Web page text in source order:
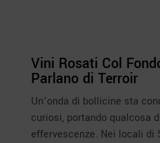
Vini Rosati Col
Parlano di Terroir
Un’onda di bollicine sta
curiosi, portando qualcosa
effervescenze. Nei locali di